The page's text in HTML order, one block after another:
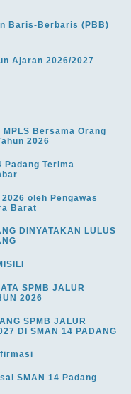
Baris-Berbaris (PBB)
Ajaran 2026/2027
Bersama Orang
2026
Padang Terima
oleh Pengawas
Barat
DINYATAKAN LULUS
SPMB JALUR
2026
SPMB JALUR
DI SMAN 14 PADANG
SMAN 14 Padang